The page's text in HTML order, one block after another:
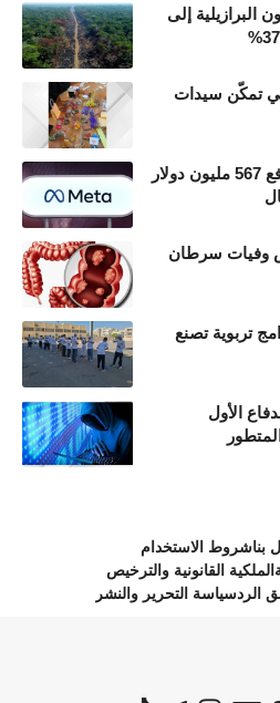
البرازيلية إلى
تمكّن سيدات
القضاء الأميركي يُلزم ميتا بدفع 567 مليون دولار
وفيات سرطان
تربوية تصنع
الأول
بناشروط الاستخدام
الملكية القانونية والترخيص
الردسياسة التحرير والنشر